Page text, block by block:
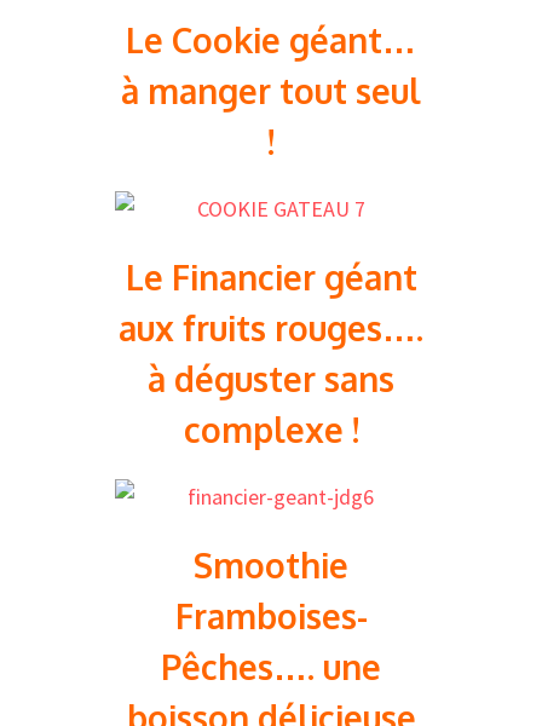
Le Cookie géant…
à manger tout seul
!
Le Financier géant
aux fruits rouges….
à déguster sans
complexe !
Smoothie
Framboises-
Pêches…. une